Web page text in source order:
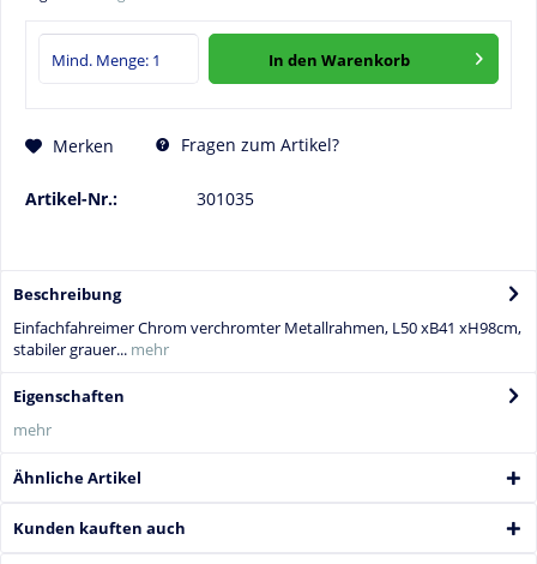
In den Warenkorb
Merken Fragen zum Artikel?
Artikel-Nr.: 301035
Beschreibung
Einfachfahreimer Chrom verchromter Metallrahmen, L50 xB41 xH98cm,
stabiler grauer... mehr
Eigenschaften
mehr
Ähnliche Artikel
Kunden kauften auch